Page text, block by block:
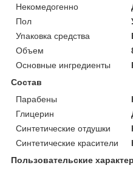
Некомедогенно
Пол
Упаковка средства
Объем
Основные ингредиенты
Состав
Парабены
Глицерин
Синтетические отдушки
Синтетические красители
Пользовательские